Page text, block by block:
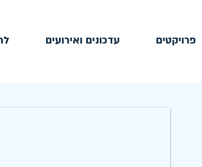
פרויקטים עדכונים ואירועים